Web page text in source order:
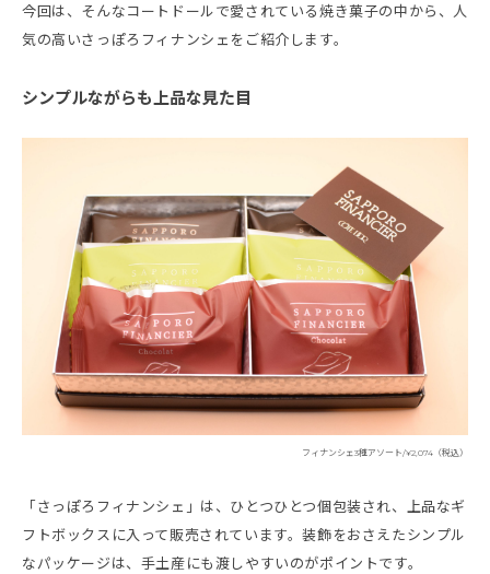
今回は、そんなコートドールで愛されている焼き菓子の中から、人
気の高いさっぽろフィナンシェをご紹介します。
シンプルながらも上品な見た目
フィナンシェ3種アソート/¥2,074（税込）
「さっぽろフィナンシェ」は、ひとつひとつ個包装され、上品なギ
フトボックスに入って販売されています。装飾をおさえたシンプル
なパッケージは、手土産にも渡しやすいのがポイントです。